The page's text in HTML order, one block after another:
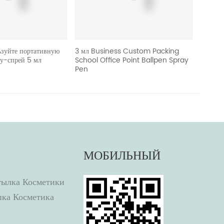
портативную
спрей 5 мл
3 мл Business Custom Packing
School Office Point Ballpen Spray
Pen
Косметики
Косметика
МОБИЛЬНЫЙ